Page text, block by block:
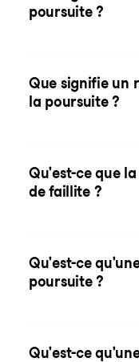
poursuite ?
Que signifie un
la poursuite ?
Qu'est-ce que
de faillite ?
Qu'est-ce
poursuite ?
Qu'est-ce